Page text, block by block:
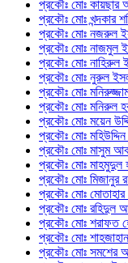
প্রকৌঃ মোঃ কায়ছার
প্রকৌঃ মোঃ খন্দকার
প্রকৌঃ মোঃ নজরুল
প্রকৌঃ মোঃ নাজমুল
প্রকৌঃ মোঃ নাহিরুল
প্রকৌঃ মোঃ নুরুল
প্রকৌঃ মোঃ
প্রকৌঃ মোঃ মনিরুল
প্রকৌঃ মোঃ ময়েন
প্রকৌঃ মোঃ
প্রকৌঃ মোঃ মাসুম
প্রকৌঃ মোঃ মাহমুদুল
প্রকৌঃ মোঃ মিজানুর
প্রকৌঃ মোঃ
প্রকৌঃ মোঃ রহিদুল
প্রকৌঃ মোঃ শরাফত
প্রকৌঃ মোঃ
প্রকৌঃ মোঃ সমশের